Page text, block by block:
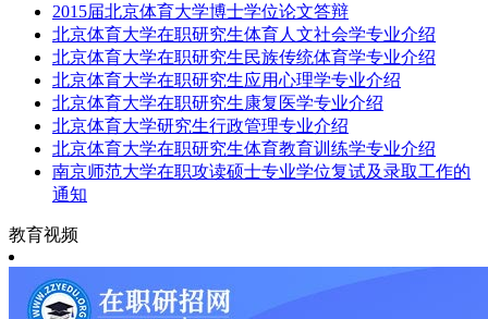
2015届北京体育大学博士学位论文答辩
北京体育大学在职研究生体育人文社会学专业介绍
北京体育大学在职研究生民族传统体育学专业介绍
北京体育大学在职研究生应用心理学专业介绍
北京体育大学在职研究生康复医学专业介绍
北京体育大学研究生行政管理专业介绍
北京体育大学在职研究生体育教育训练学专业介绍
南京师范大学在职攻读硕士专业学位复试及录取工作的
通知
教育视频